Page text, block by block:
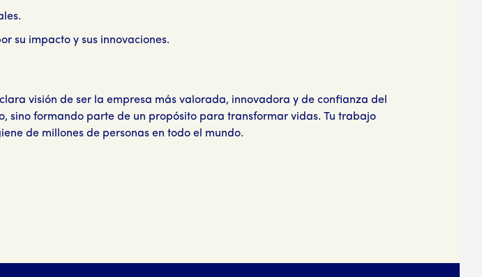
su impacto y sus innovaciones.
visión de ser la empresa más valorada, innovadora y de confianza del
sino formando parte de un propósito para transformar vidas. Tu trabajo
de millones de personas en todo el mundo.